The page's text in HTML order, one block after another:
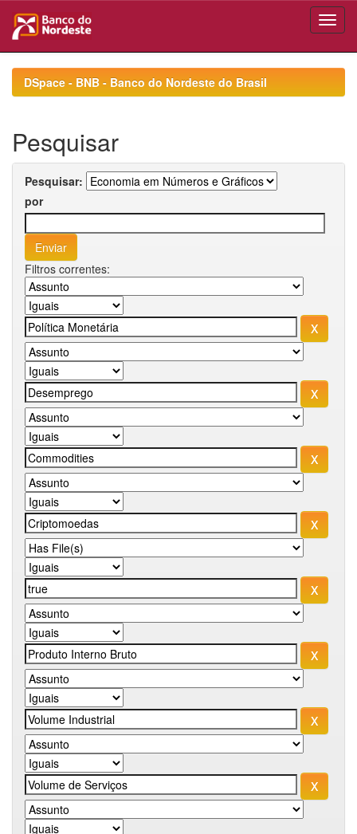
navigationDSpace - BNB - Banco do Nordeste do Brasil
Pesquisar
Pesquisar:
por
Filtros correntes: